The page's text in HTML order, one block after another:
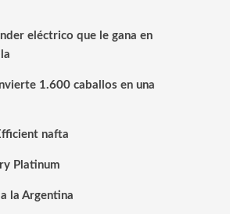
eléctrico que le gana en
1.600 caballos en una
nafta
Platinum
la Argentina